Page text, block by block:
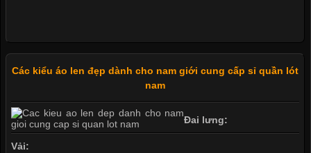
Các kiểu áo len đẹp dành cho nam giới cung cấp sỉ quần lót
nam
Đai lưng:
Vải: